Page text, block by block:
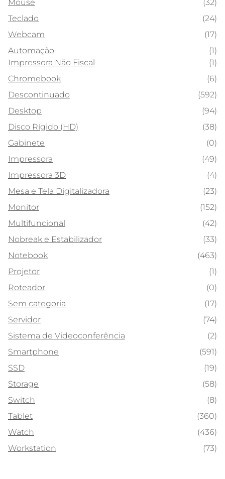
Mouse
(32)
Teclado
(24)
Webcam
(17)
Automação
(1)
Impressora Não Fiscal
(1)
Chromebook
(6)
Descontinuado
(592)
Desktop
(94)
Disco Rígido (HD)
(38)
Gabinete
(0)
Impressora
(49)
Impressora 3D
(4)
Mesa e Tela Digitalizadora
(23)
Monitor
(152)
Multifuncional
(42)
Nobreak e Estabilizador
(33)
Notebook
(463)
Projetor
(1)
Roteador
(0)
Sem categoria
(17)
Servidor
(74)
Sistema de Videoconferência
(2)
Smartphone
(591)
SSD
(19)
Storage
(58)
Switch
(8)
Tablet
(360)
Watch
(436)
Workstation
(73)